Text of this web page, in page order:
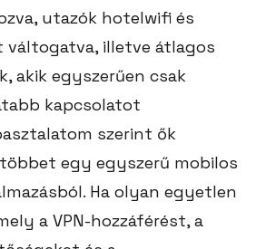
utazók hotelwifi és
váltogatva, illetve átlagos
akik egyszerűen csak
kapcsolatot
szerint ők
egy egyszerű mobilos
Ha olyan egyetlen
a VPN-hozzáférést, a